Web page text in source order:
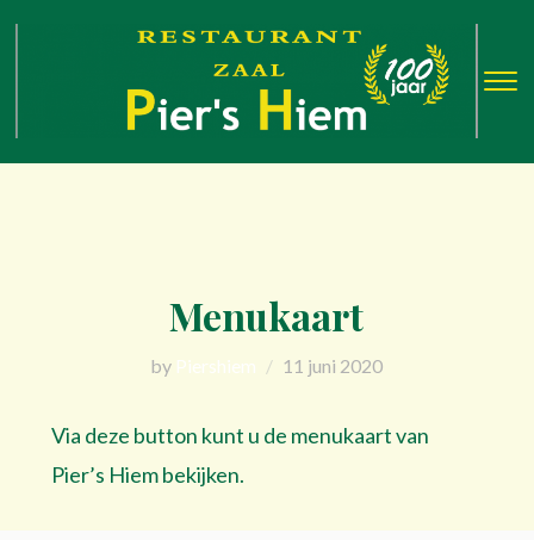
Menukaart
by Piershiem 11 juni 2020
Via deze button kunt u de menukaart van
Pier’s Hiem bekijken.